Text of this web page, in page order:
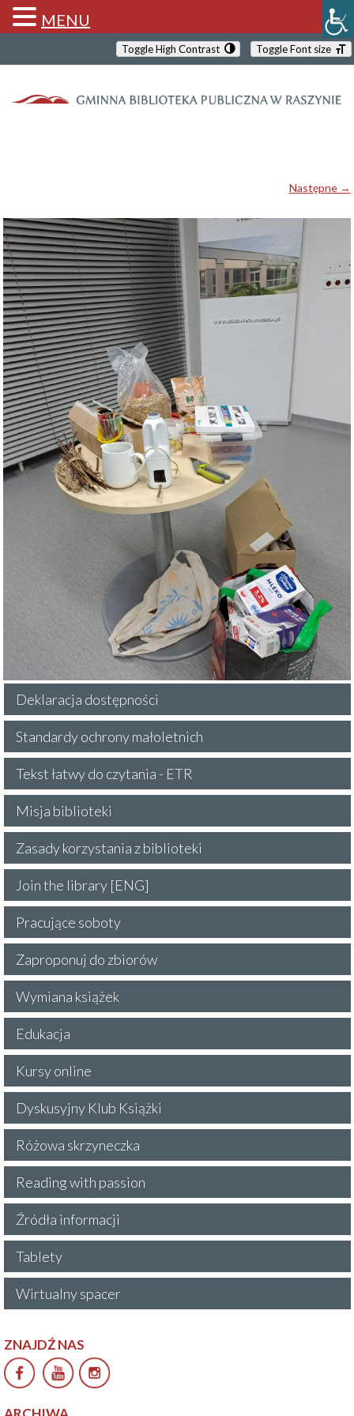
Toggle High Contrast Toggle Font size
Następne →
Deklaracja dostępności
Standardy ochrony małoletnich
Tekst łatwy do czytania - ETR
Misja biblioteki
Zasady korzystania z biblioteki
Join the library [ENG]
Pracujące soboty
Zaproponuj do zbiorów
Wymiana książek
Edukacja
Kursy online
Dyskusyjny Klub Książki
Różowa skrzyneczka
Reading with passion
Źródła informacji
Tablety
Wirtualny spacer
ZNAJDŹ NAS
MENU